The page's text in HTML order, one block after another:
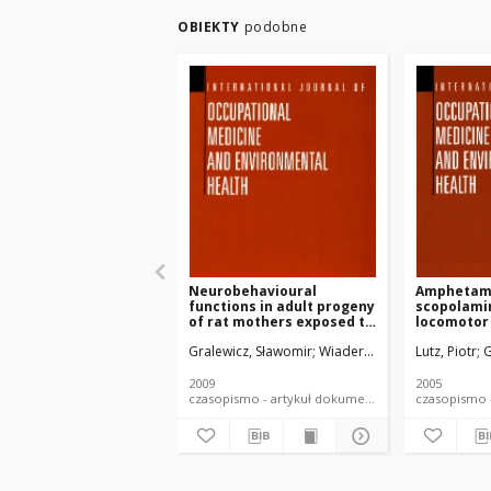
OBIEKTY podobne
Neurobehavioural
functions in adult progeny
of rat mothers exposed to
5,5'-hexachlorobiphenyl
combination during
gestation and lactation
Gralewicz, Sławomir Wiaderna, Dorota Lutz,
2009
czasopismo - artykuł dokument piśmienniczy
Lutz, Piotr
2005